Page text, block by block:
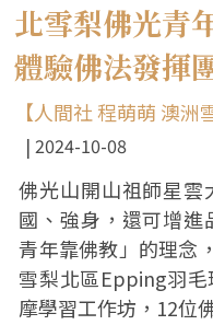
北雪梨佛光青
體驗佛法發揮
【人間社 程萌萌 澳洲
2024-10-08
佛光山開山祖師星雲
國、強身，還可增進
青年靠佛教」的理念
雪梨北區Epping羽
摩學習工作坊，12位